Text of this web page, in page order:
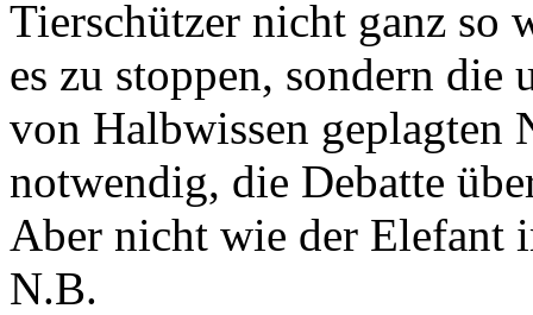
Tierschützer nicht ganz
es zu stoppen, sondern
von Halbwissen geplagten
notwendig, die Debatte
Aber nicht wie der Elefant
N.B.